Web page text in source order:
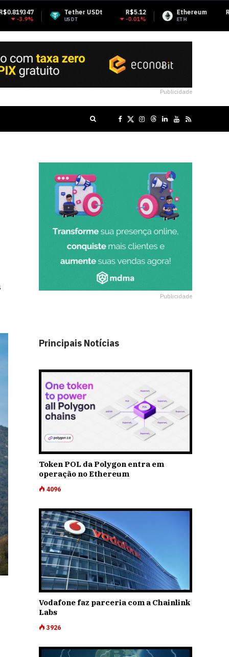
Tether USDt R$5.12
USDT -0.01%
Ethereum R$9,746.41
ETH 1.72%
Publicidade
Publicidade
Principais Notícias
Token POL da Polygon entra em
operação no Ethereum
4096
Vodafone faz parceria com a Chainlink
Labs
3926